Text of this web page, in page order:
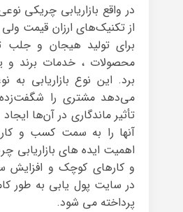
در واقع بازاریابی چریکی
از تکنیک‌‌های ارزان قیمت ولی
برای تولید هیجان و جلب
محصولات ، خدمات برند و
برد. این نوع بازاریابی به
می‌دهد مشتری را
تأثیر ماندگاری در آن‌ها
آنها را به سمت کسب و
اهمیت ایده های بازاریابی
و کارهای کوچک و افزایش
در سایت پول یابی به طور
پرداخته می شود.